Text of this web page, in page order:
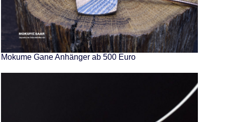
Mokume Gane Anhänger ab 500 Euro